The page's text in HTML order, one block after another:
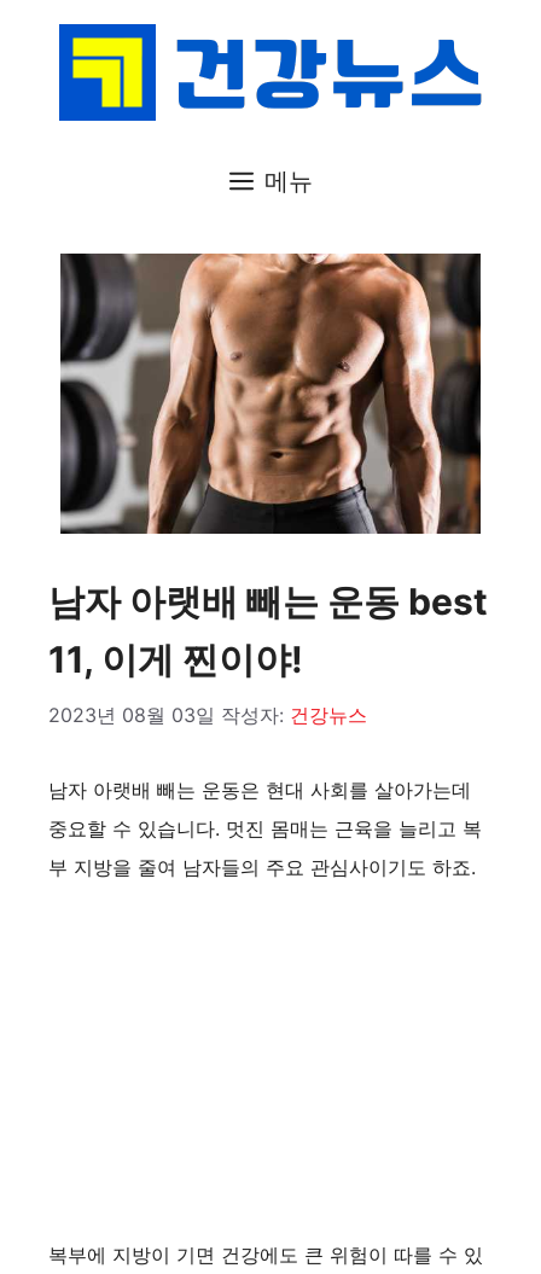
메뉴
남자 아랫배 빼는 운동 best
11, 이게 찐이야!
2023년 08월 03일 작성자: 건강뉴스
남자 아랫배 빼는 운동은 현대 사회를 살아가는데
중요할 수 있습니다. 멋진 몸매는 근육을 늘리고 복
부 지방을 줄여 남자들의 주요 관심사이기도 하죠.
복부에 지방이 기면 건강에도 큰 위험이 따를 수 있